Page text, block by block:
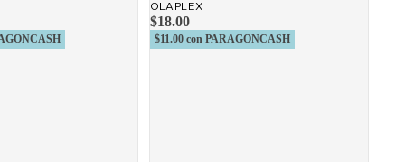
OLAPLEX
$18.00
$11.00con PARAGONCASH